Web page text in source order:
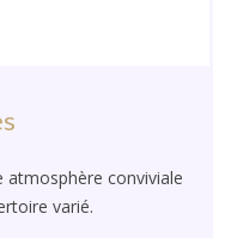
atmosphère conviviale
varié.